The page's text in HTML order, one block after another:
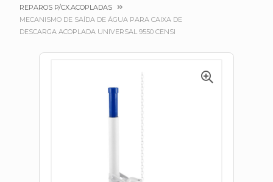
REPAROS P/CX.ACOPLADAS
MECANISMO DE SAÍDA DE ÁGUA PARA CAIXA DE
DESCARGA ACOPLADA UNIVERSAL 9550 CENSI